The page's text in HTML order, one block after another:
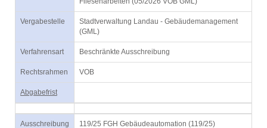
Vergabestelle
Stadtverwaltung Landau - Gebäudemanagement
(GML)
Verfahrensart Beschränkte Ausschreibung
Rechtsrahmen VOB
Abgabefrist
Ausschreibung 119/25 FGH Gebäudeautomation (119/25)